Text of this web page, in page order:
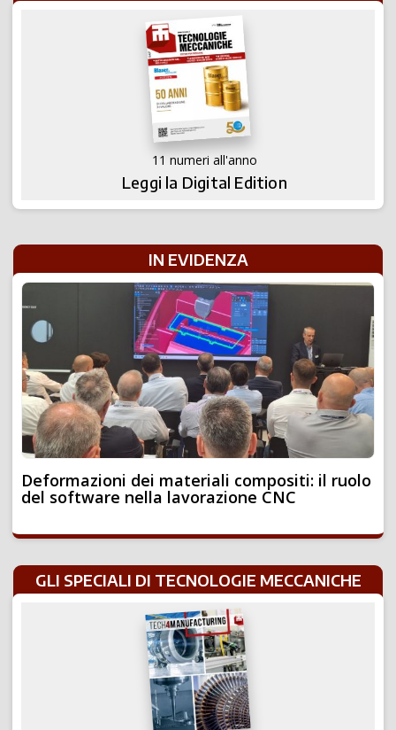
11 numeri all'anno
Leggi la Digital Edition
IN EVIDENZA
Deformazioni dei materiali compositi: il ruolo
del software nella lavorazione CNC
GLI SPECIALI DI TECNOLOGIE MECCANICHE